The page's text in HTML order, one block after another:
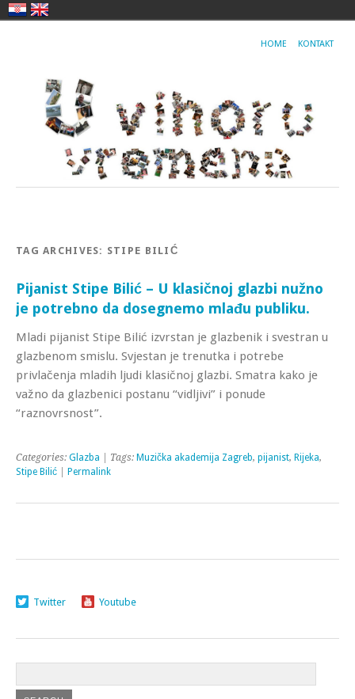
HOME KONTAKT
TAG ARCHIVES: STIPE BILIĆ
Pijanist Stipe Bilić – U klasičnoj glazbi nužno
je potrebno da dosegnemo mlađu publiku.
Mladi pijanist Stipe Bilić izvrstan je glazbenik i svestran u
glazbenom smislu. Svjestan je trenutka i potrebe
privlačenja mladih ljudi klasičnoj glazbi. Smatra kako je
važno da glazbenici postanu “vidljivi” i ponude
“raznovrsnost”.
Categories: Glazba | Tags: Muzička akademija Zagreb, pijanist, Rijeka,
Stipe Bilić
Permalink
Twitter Youtube